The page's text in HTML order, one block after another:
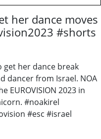
her dance moves
#shorts
get her dance break
dancer from Israel. NOA
EUROVISION 2023 in
#noakirel
#esc #israel